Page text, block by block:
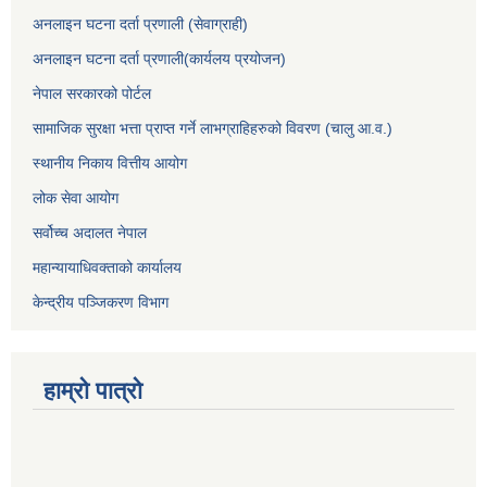
अनलाइन घटना दर्ता प्रणाली (सेवाग्राही)
अनलाइन घटना दर्ता प्रणाली(कार्यलय प्रयोजन)
नेपाल सरकारको पोर्टल
सामाजिक सुरक्षा भत्ता प्राप्त गर्ने लाभग्राहिहरुको विवरण (चालु आ.व.)
स्थानीय निकाय वित्तीय आयोग
लोक सेवा आयोग
सर्वोच्च अदालत नेपाल
महान्यायाधिवक्ताको कार्यालय
केन्द्रीय पञ्जिकरण विभाग
हाम्रो पात्रो